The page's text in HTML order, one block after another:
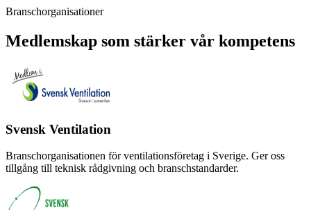
Branschorganisationer
Medlemskap som stärker vår kompetens
Svensk Ventilation
Branschorganisationen för ventilationsföretag i Sverige. Ger oss
tillgång till teknisk rådgivning och branschstandarder.